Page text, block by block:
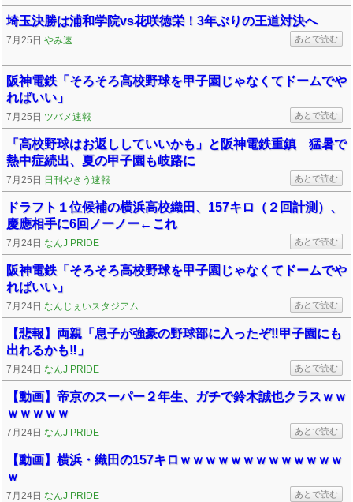
埼玉決勝は浦和学院vs花咲徳栄！3年ぶりの王道対決へ
7月25日 やみ速 あとで読む
阪神電鉄「そろそろ高校野球を甲子園じゃなくてドームでや
ればいい」
7月25日 ツバメ速報 あとで読む
「高校野球はお返ししていいかも」と阪神電鉄重鎮 猛暑で
熱中症続出、夏の甲子園も岐路に
7月25日 日刊やきう速報 あとで読む
ドラフト１位候補の横浜高校織田、157キロ（２回計測）、
慶應相手に6回ノーノー←これ
7月24日 なんJ PRIDE あとで読む
阪神電鉄「そろそろ高校野球を甲子園じゃなくてドームでや
ればいい」
7月24日 なんじぇいスタジアム あとで読む
【悲報】両親「息子が強豪の野球部に入ったぞ‼️甲子園にも
出れるかも‼️」
7月24日 なんJ PRIDE あとで読む
【動画】帝京のスーパー２年生、ガチで鈴木誠也クラスｗｗ
ｗｗｗｗｗ
7月24日 なんJ PRIDE あとで読む
【動画】横浜・織田の157キロｗｗｗｗｗｗｗｗｗｗｗｗｗ
ｗ
7月24日 なんJ PRIDE あとで読む